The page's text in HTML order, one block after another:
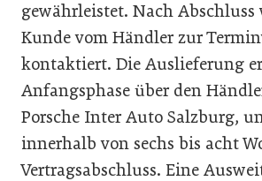
gewährleistet. Nach Abschluss
Kunde vom Händler zur
kontaktiert. Die Auslieferung
Anfangsphase über den
Porsche Inter Auto Salzburg,
innerhalb von sechs bis acht
Vertragsabschluss. Eine